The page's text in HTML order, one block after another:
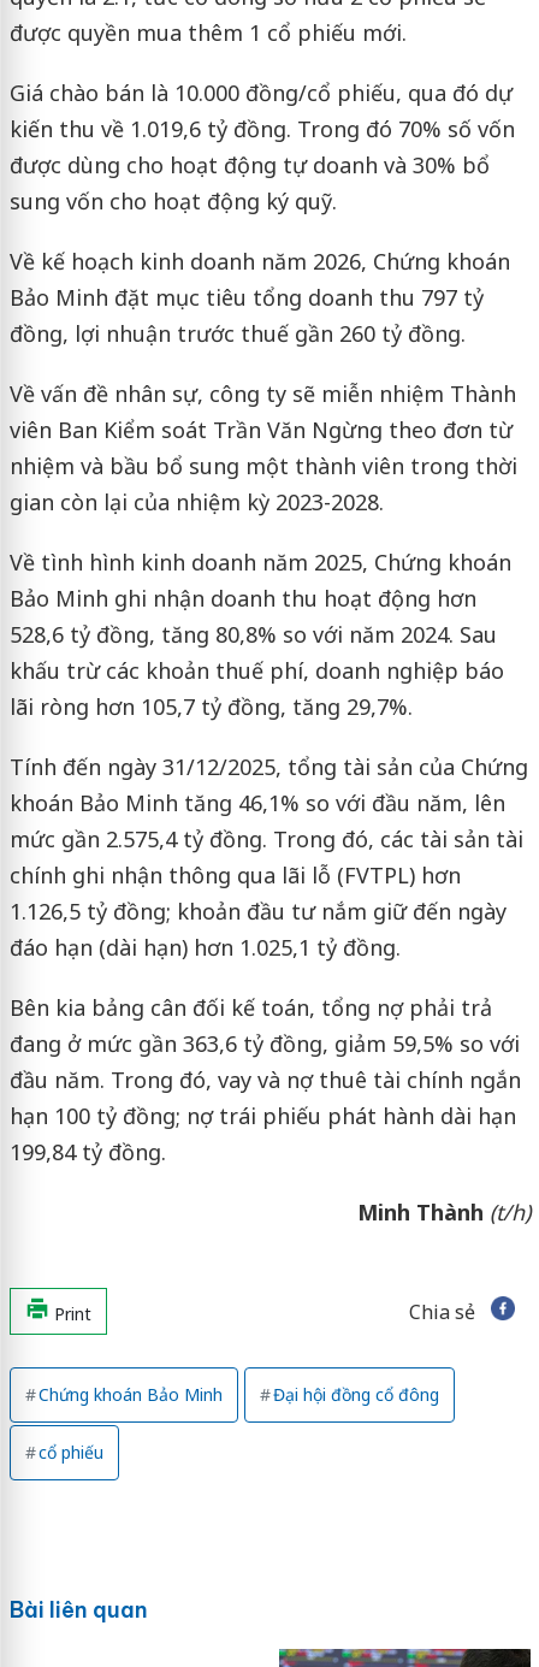
được quyền mua thêm 1 cổ phiếu mới.
Giá chào bán là 10.000 đồng/cổ phiếu, qua đó dự
kiến thu về 1.019,6 tỷ đồng. Trong đó 70% số vốn
được dùng cho hoạt động tự doanh và 30% bổ
sung vốn cho hoạt động ký quỹ.
Về kế hoạch kinh doanh năm 2026, Chứng khoán
Bảo Minh đặt mục tiêu tổng doanh thu 797 tỷ
đồng, lợi nhuận trước thuế gần 260 tỷ đồng.
Về vấn đề nhân sự, công ty sẽ miễn nhiệm Thành
viên Ban Kiểm soát Trần Văn Ngừng theo đơn từ
nhiệm và bầu bổ sung một thành viên trong thời
gian còn lại của nhiệm kỳ 2023-2028.
Về tình hình kinh doanh năm 2025, Chứng khoán
Bảo Minh ghi nhận doanh thu hoạt động hơn
528,6 tỷ đồng, tăng 80,8% so với năm 2024. Sau
khấu trừ các khoản thuế phí, doanh nghiệp báo
lãi ròng hơn 105,7 tỷ đồng, tăng 29,7%.
Tính đến ngày 31/12/2025, tổng tài sản của Chứng
khoán Bảo Minh tăng 46,1% so với đầu năm, lên
mức gần 2.575,4 tỷ đồng. Trong đó, các tài sản tài
chính ghi nhận thông qua lãi lỗ (FVTPL) hơn
1.126,5 tỷ đồng; khoản đầu tư nắm giữ đến ngày
đáo hạn (dài hạn) hơn 1.025,1 tỷ đồng.
Bên kia bảng cân đối kế toán, tổng nợ phải trả
đang ở mức gần 363,6 tỷ đồng, giảm 59,5% so với
đầu năm. Trong đó, vay và nợ thuê tài chính ngắn
hạn 100 tỷ đồng; nợ trái phiếu phát hành dài hạn
199,84 tỷ đồng.
Minh Thành (t/h)
Print Chia sẻ
Chứng khoán Bảo Minh Đại hội đồng cổ đông
cổ phiếu
Bài liên quan